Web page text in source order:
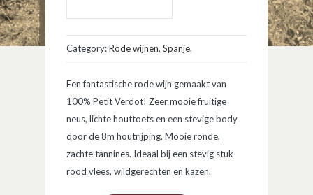
Category:Rode wijnen, Spanje.
Een fantastische rode wijn gemaakt van
100% Petit Verdot! Zeer mooie fruitige
neus, lichte houttoets en een stevige body
door de 8m houtrijping. Mooie ronde,
zachte tannines. Ideaal bij een stevig stuk
rood vlees, wildgerechten en kazen.